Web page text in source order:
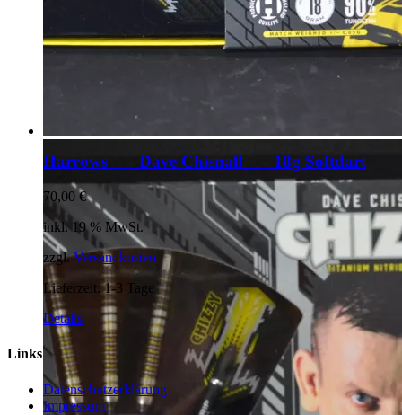
Harrows – – Dave Chisnall – – 18g Softdart
70,00 €
inkl. 19 % MwSt.
zzgl.Versandkosten
Lieferzeit:1-3 Tage
Details
Links
Datenschutzerklärung
Impressum